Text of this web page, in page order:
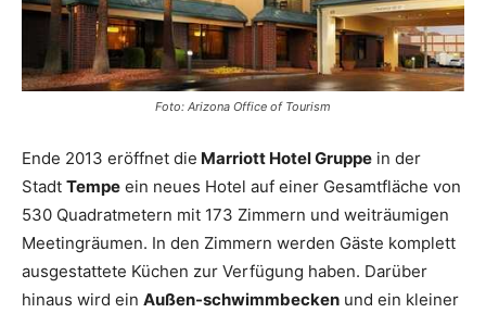
Foto: Arizona Office of Tourism
Ende 2013 eröffnet die Marriott Hotel Gruppe in der
Stadt Tempe ein neues Hotel auf einer Gesamtfläche von
530 Quadratmetern mit 173 Zimmern und weiträumigen
Meetingräumen. In den Zimmern werden Gäste komplett
ausgestattete Küchen zur Verfügung haben. Darüber
hinaus wird ein Außen-schwimmbecken und ein kleiner